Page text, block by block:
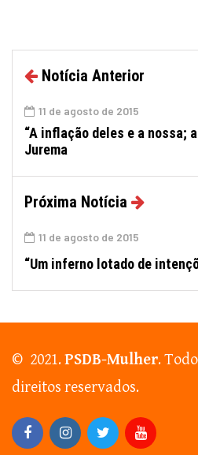
Notícia Anterior
11 de agosto de 2015
“A inflação deles e a nossa;
Jurema
Próxima Notícia
11 de agosto de 2015
“Um inferno lotado de
© 2021.PSDB-Mulher.
direitos reservados.